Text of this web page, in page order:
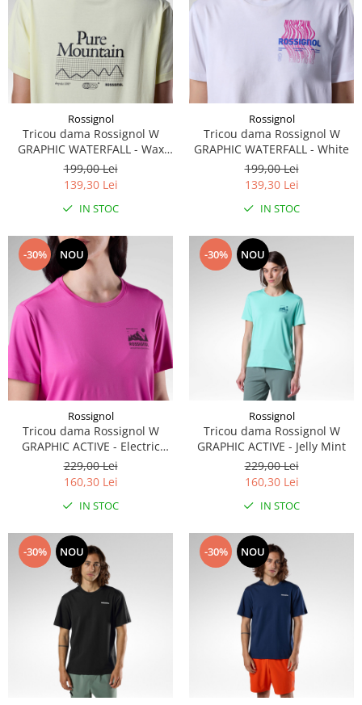
Rossignol
Tricou dama Rossignol W
GRAPHIC WATERFALL - Wax
Yellow
199,00 Lei
139,30 Lei
IN STOC
Rossignol
Tricou dama Rossignol W
GRAPHIC WATERFALL - White
199,00 Lei
139,30 Lei
IN STOC
-30% NOU
Rossignol
Tricou dama Rossignol W
GRAPHIC ACTIVE - Electric
Fuchsia
229,00 Lei
160,30 Lei
IN STOC
-30% NOU
Rossignol
Tricou dama Rossignol W
GRAPHIC ACTIVE - Jelly Mint
229,00 Lei
160,30 Lei
IN STOC
-30% NOU -30% NOU